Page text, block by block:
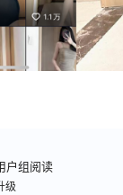
户组阅读
级